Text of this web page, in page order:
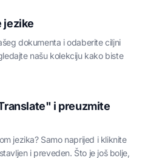
jezike
dokumenta i odaberite ciljni
našu kolekciju kako biste
i preuzmite
jezika? Samo naprijed i kliknite
i preveden. Što je još bolje,